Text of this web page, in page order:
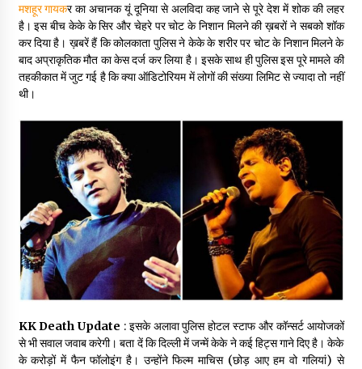
May 11, 2022
Thought Of The Day 10 May
Thought Of The Day 9 May
May 9, 2022
मशहूर ​गायकर का अचानक यूं दूनिया से अलविदा कह जाने से पूरे देश में शोक की लहर
है। इस बीच केके के सिर और चेहरे पर चोट के निशान मिलने की ख़बरों ने सबको शॉक
कर दिया है। ख़बरें हैं कि कोलकाता पुलिस ने केके के शरीर पर चोट के निशान मिलने के
बाद अप्राकृतिक मौत का केस दर्ज कर लिया है। इसके साथ ही पुलिस इस पूरे मामले की
तहकीकात में जुट गई है कि क्या ऑडिटोरियम में लोगों की संख्या लिमिट से ज्यादा तो नहीं
थी।
KK Death Update : इसके अलावा पुलिस होटल स्टाफ और कॉन्सर्ट आयोजकों
से भी सवाल जवाब करेगी। बता दें कि दिल्ली में जन्में केके ने कई हिट्स गाने दिए है। केके
के करोड़ों में फैन फॉलोइंग है। उन्होंने फिल्म माचिस (छोड़ आए हम वो गलियां) से